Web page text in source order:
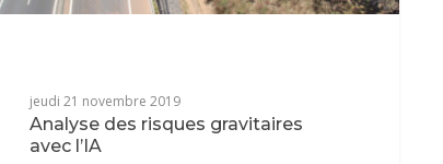
jeudi 21 novembre 2019
Analyse des risques gravitaires
avec l’IA